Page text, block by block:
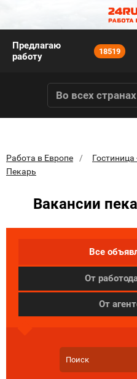
Предлагаю
работу
18519
Во всех странах
Работа в Европе
Пекарь
Вакансии
Все
От
От